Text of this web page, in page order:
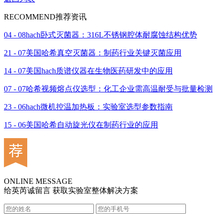
RECOMMEND推荐资讯
04 - 08hach卧式灭菌器：316L不锈钢腔体耐腐蚀结构优势
21 - 07美国哈希真空灭菌器：制药行业关键灭菌应用
14 - 07美国hach质谱仪器在生物医药研发中的应用
07 - 07哈希视频熔点仪选型：化工企业需高温耐受与批量检测
23 - 06hach微机控温加热板：实验室选型参数指南
15 - 06美国哈希自动旋光仪在制药行业的应用
ONLINE MESSAGE
给英芮诚留言 获取实验室整体解决方案